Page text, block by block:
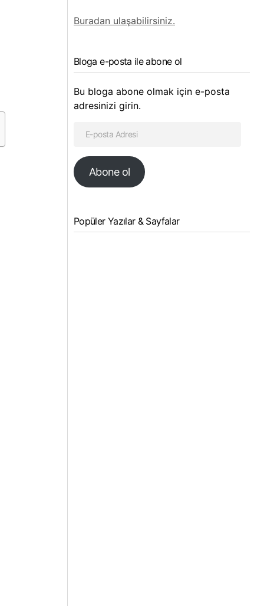
Buradan ulaşabilirsiniz.
Bloga e-posta ile abone ol
Bu bloga abone olmak için e-posta
adresinizi girin.
Abone ol
Popüler Yazılar & Sayfalar